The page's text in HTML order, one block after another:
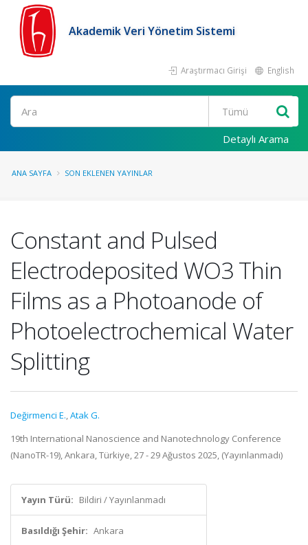
Akademik Veri Yönetim Sistemi
Araştırmacı Girişi English
Ara
Detaylı Arama
ANA SAYFA SON EKLENEN YAYINLAR
Constant and Pulsed
Electrodeposited WO3 Thin
Films as a Photoanode of
Photoelectrochemical Water
Splitting
Değirmenci E.,Atak G.
19th International Nanoscience and Nanotechnology Conference
(NanoTR-19), Ankara, Türkiye, 27 - 29 Ağustos 2025, (Yayınlanmadı)
Yayın Türü: Bildiri / Yayınlanmadı
Basıldığı Şehir: Ankara